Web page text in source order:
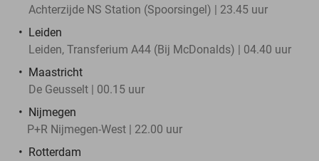
Achterzijde NS Station (Spoorsingel) | 23.45 uur
Leiden
Leiden, Transferium A44 (Bij McDonalds) | 04.40 uur
Maastricht
De Geusselt | 00.15 uur
Nijmegen
P+R Nijmegen-West | 22.00 uur
Rotterdam